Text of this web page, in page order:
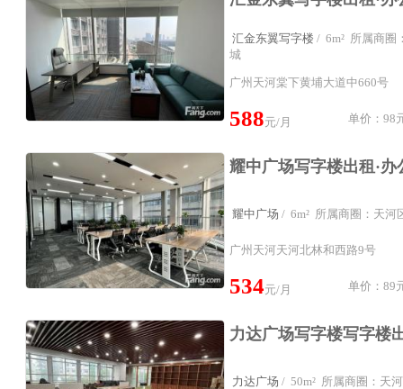
汇金东翼写字楼 / 6m² 所属商圈
城
广州天河棠下黄埔大道中660号
588元/月 单价：98
耀中广场 / 6m² 所属商圈：天河
广州天河天河北林和西路9号
534元/月 单价：89
力达广场 / 50m² 所属商圈：天